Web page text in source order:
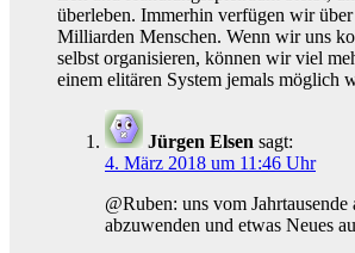
überleben. Immerhin verfügen wir
Milliarden Menschen. Wenn wir uns
selbst organisieren, können wir viel
einem elitären System jemals möglich
Jürgen Elsen sagt:
4. März 2018 um 11:46 Uhr
@Ruben: uns vom Jahrtausende
abzuwenden und etwas Neues